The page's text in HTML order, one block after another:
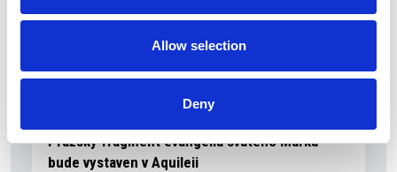
Allow selection
Deny
Pražský fragment evangelia svatého Marka
bude vystaven v Aquileii